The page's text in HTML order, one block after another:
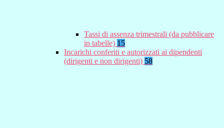
Tassi di assenza trimestrali (da pubblicare
in tabelle) 15
Incarichi conferiti e autorizzati ai dipendenti
(dirigenti e non dirigenti) 58